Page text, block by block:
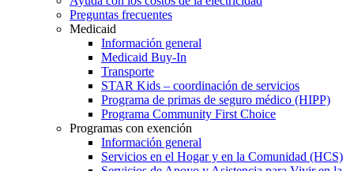
Preguntas frecuentes
Medicaid
Información general
Medicaid Buy-In
Transporte
STAR Kids – coordinación de servicios
Programa de primas de seguro médico (HIPP)
Programa Community First Choice
Programas con exención
Información general
Servicios en el Hogar y en la Comunidad (HCS)